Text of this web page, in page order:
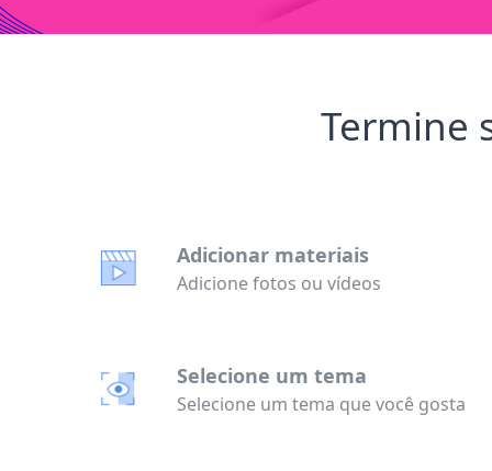
Termine
Adicionar materiais
Adicione fotos ou vídeos
Selecione um tema
Selecione um tema que você gosta